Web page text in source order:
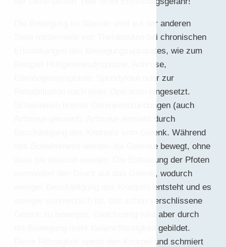
Die Bewegung im Wasser wird auf der anderen
Seite mittlerweile von Therapeuten bei chronischen
Erkrankungen des Bewegungsapparates, wie zum
Beispiel Hüftgelenksdysplasie, Arthrose,
Ellenbogendysplasie, Spondylose oder zur
Rehabilitation nach einer Operation eingesetzt.
Schwimmen bremst Gelenkentzündungen (auch
Arthrose genannt). Arthrose entsteht durch
Beschädigung des Knorpels vom Gelenk. Während
des Schwimmens werden die Gelenke bewegt, ohne
dass sie belastet werden. Die Entlastung der Pfoten
vermindert den Druck auf das Gelenk, wodurch
weniger Beschädigung des Knorpels entsteht und es
weniger schmerzlich ist, das schon verschlissene
Gelenk zu bewegen. Gleichzeitig wird aber durch
die Bewegung mehr Gelenkflüssigkeit gebildet.
Diese Flüssigkeit speist den Knorpel und schmiert